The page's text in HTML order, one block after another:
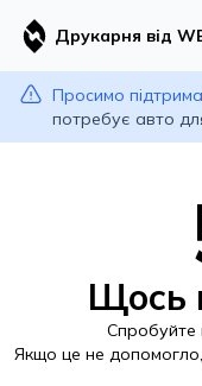
Друкарня від
Просимо
потребує авто
Щось
Спробуйте
Якщо це не